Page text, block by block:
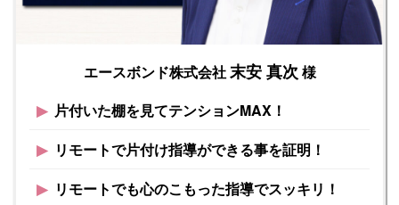
エースボンド株式会社末安 真次様
▶︎ 片付いた棚を見てテンションMAX！
▶︎ リモートで片付け指導ができる事を証明！
▶︎ リモートでも心のこもった指導でスッキリ！